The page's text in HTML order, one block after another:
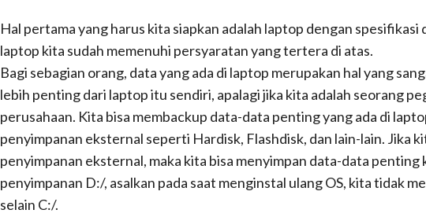
Hal pertama yang harus kita siapkan adalah laptop dengan spesifikasi
laptop kita sudah memenuhi persyaratan yang tertera di atas.
Bagi sebagian orang, data yang ada di laptop merupakan hal yang
lebih penting dari laptop itu sendiri, apalagi jika kita adalah seorang
perusahaan. Kita bisa membackup data-data penting yang ada di
penyimpanan eksternal seperti Hardisk, Flashdisk, dan lain-lain. Jika
penyimpanan eksternal, maka kita bisa menyimpan data-data penting
penyimpanan D:/, asalkan pada saat menginstal ulang OS, kita tidak
selain C:/.